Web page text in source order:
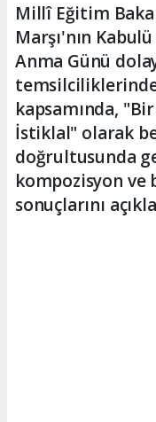
Millî Eğitim
Marşı'nın
Anma Günü
kapsamında,
İstiklal" olarak
doğrultusunda
kompozisyon ve
sonuçlarını